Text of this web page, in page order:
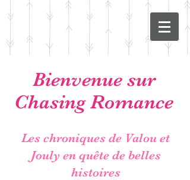
Bienvenue sur
Chasing Romance
Les chroniques de Valou et
Jouly en quête de belles
histoires